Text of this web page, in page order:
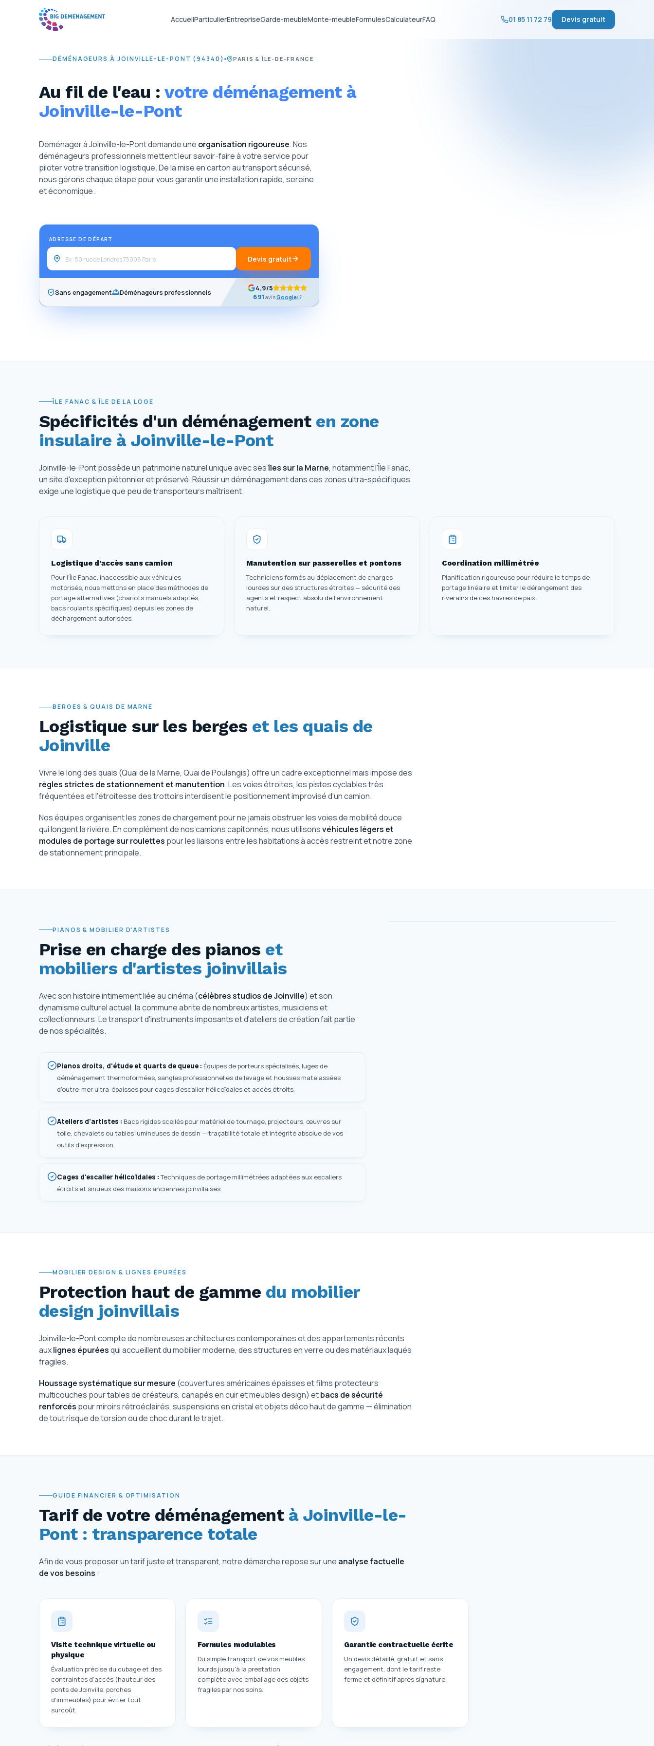
AccueilParticulierEntrepriseGarde-meubleMonte-meubleFormulesCalculateurFAQ 01 85 11 72 79 Devis gratuit
DÉMÉNAGEURS À JOINVILLE-LE-PONT (94340) PARIS & ÎLE-DE-FRANCE
Au fil de l'eau :votre déménagement à
Joinville-le-Pont
Déménager à Joinville-le-Pont demande une organisation rigoureuse. Nos
déménageurs professionnels mettent leur savoir-faire à votre service pour
piloter votre transition logistique. De la mise en carton au transport sécurisé,
nous gérons chaque étape pour vous garantir une installation rapide, sereine
et économique.
ADRESSE DE DÉPART
Devis gratuit
Sans engagement Déménageurs professionnels 4,9/5
691 avisGoogle
ÎLE FANAC & ÎLE DE LA LOGE
Spécificités d'un déménagement en zone
insulaire à Joinville-le-Pont
Joinville-le-Pont possède un patrimoine naturel unique avec sesîles sur la Marne, notamment l'Île Fanac,
un site d'exception piétonnier et préservé. Réussir un déménagement dans ces zones ultra-spécifiques
exige une logistique que peu de transporteurs maîtrisent.
Logistique d'accès sans camion
Pour l'Île Fanac, inaccessible aux véhicules
motorisés, nous mettons en place des méthodes de
portage alternatives (chariots manuels adaptés,
bacs roulants spécifiques) depuis les zones de
déchargement autorisées.
Manutention sur passerelles et pontons
Techniciens formés au déplacement de charges
lourdes sur des structures étroites — sécurité des
agents et respect absolu de l'environnement
naturel.
Coordination millimétrée
Planification rigoureuse pour réduire le temps de
portage linéaire et limiter le dérangement des
riverains de ces havres de paix.
BERGES & QUAIS DE MARNE
Logistique sur les berges et les quais de
Joinville
Vivre le long des quais (Quai de la Marne, Quai de Poulangis) offre un cadre exceptionnel mais impose des
règles strictes de stationnement et manutention. Les voies étroites, les pistes cyclables très
fréquentées et l'étroitesse des trottoirs interdisent le positionnement improvisé d'un camion.
Nos équipes organisent les zones de chargement pour ne jamais obstruer les voies de mobilité douce
qui longent la rivière. En complément de nos camions capitonnés, nous utilisonsvéhicules légers et
modules de portage sur roulettes pour les liaisons entre les habitations à accès restreint et notre zone
de stationnement principale.
PIANOS & MOBILIER D'ARTISTES
Prise en charge des pianos et
mobiliers d'artistes joinvillais
Avec son histoire intimement liée au cinéma (célèbres studios de Joinville) et son
dynamisme culturel actuel, la commune abrite de nombreux artistes, musiciens et
collectionneurs. Le transport d'instruments imposants et d'ateliers de création fait partie
de nos spécialités.
Pianos droits, d'étude et quarts de queue : Équipes de porteurs spécialisés, luges de
déménagement thermoformées, sangles professionnelles de levage et housses matelassées
d'outre-mer ultra-épaisses pour cages d'escalier hélicoïdales et accès étroits.
Ateliers d'artistes : Bacs rigides scellés pour matériel de tournage, projecteurs, œuvres sur
toile, chevalets ou tables lumineuses de dessin — traçabilité totale et intégrité absolue de vos
outils d'expression.
Cages d'escalier hélicoïdales :Techniques de portage millimétrées adaptées aux escaliers
étroits et sinueux des maisons anciennes joinvillaises.
MOBILIER DESIGN & LIGNES ÉPURÉES
Protection haut de gamme du mobilier
design joinvillais
Joinville-le-Pont compte de nombreuses architectures contemporaines et des appartements récents
auxlignes épuréesqui accueillent du mobilier moderne, des structures en verre ou des matériaux laqués
fragiles.
Houssage systématique sur mesure (couvertures américaines épaisses et films protecteurs
multicouches pour tables de créateurs, canapés en cuir et meubles design) etbacs de sécurité
renforcés pour miroirs rétroéclairés, suspensions en cristal et objets déco haut de gamme — élimination
de tout risque de torsion ou de choc durant le trajet.
GUIDE FINANCIER & OPTIMISATION
Tarif de votre déménagement à Joinville-le-
Pont : transparence totale
Afin de vous proposer un tarif juste et transparent, notre démarche repose sur une analyse factuelle
de vos besoins :
Visite technique virtuelle ou
physique
Évaluation précise du cubage et des
contraintes d'accès (hauteur des
ponts de Joinville, porches
d'immeubles) pour éviter tout
surcoût.
Formules modulables
Du simple transport de vos meubles
lourds jusqu'à la prestation
complète avec emballage des objets
fragiles par nos soins.
Garantie contractuelle écrite
Un devis détaillé, gratuit et sans
engagement, dont le tarif reste
ferme et définitif après signature.